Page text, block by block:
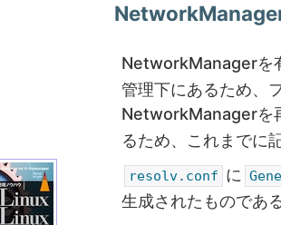
NetworkManagerを
管理下にあるため、
NetworkManagerを
るため、これまでに
resolv.conf に
生成されたものであ